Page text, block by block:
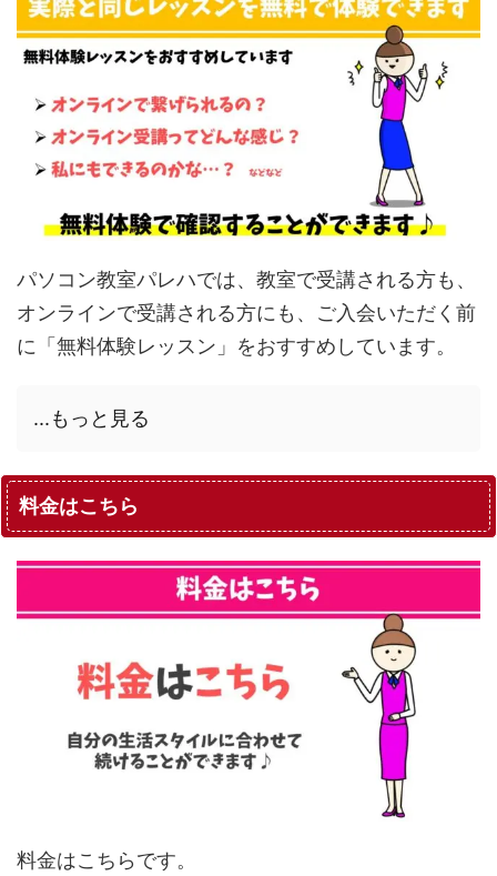
パソコン教室パレハでは、教室で受講される方も、
オンラインで受講される方にも、ご入会いただく前
に「無料体験レッスン」をおすすめしています。
...もっと見る
料金はこちら
料金はこちらです。